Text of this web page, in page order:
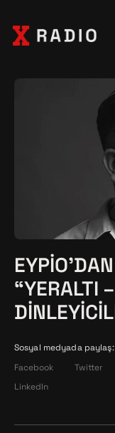
“YERALTI
Sosyal medyada paylaş:
Facebook
Twitter
LinkedIn